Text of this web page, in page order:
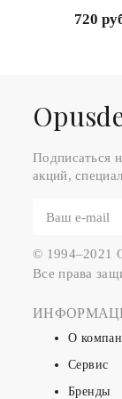
720
Подписаться
акций,
© 1994–2021
Все права
О
Сервис
Бренды